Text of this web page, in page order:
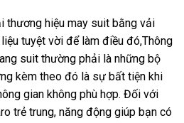
thương hiệu may suit bằng vải
tuyệt vời để làm điều đó,Thông
suit thường phải là những bộ
kèm theo đó là sự bất tiện khi
gian không phù hợp. Đối với
trẻ trung, năng động giúp bạn có